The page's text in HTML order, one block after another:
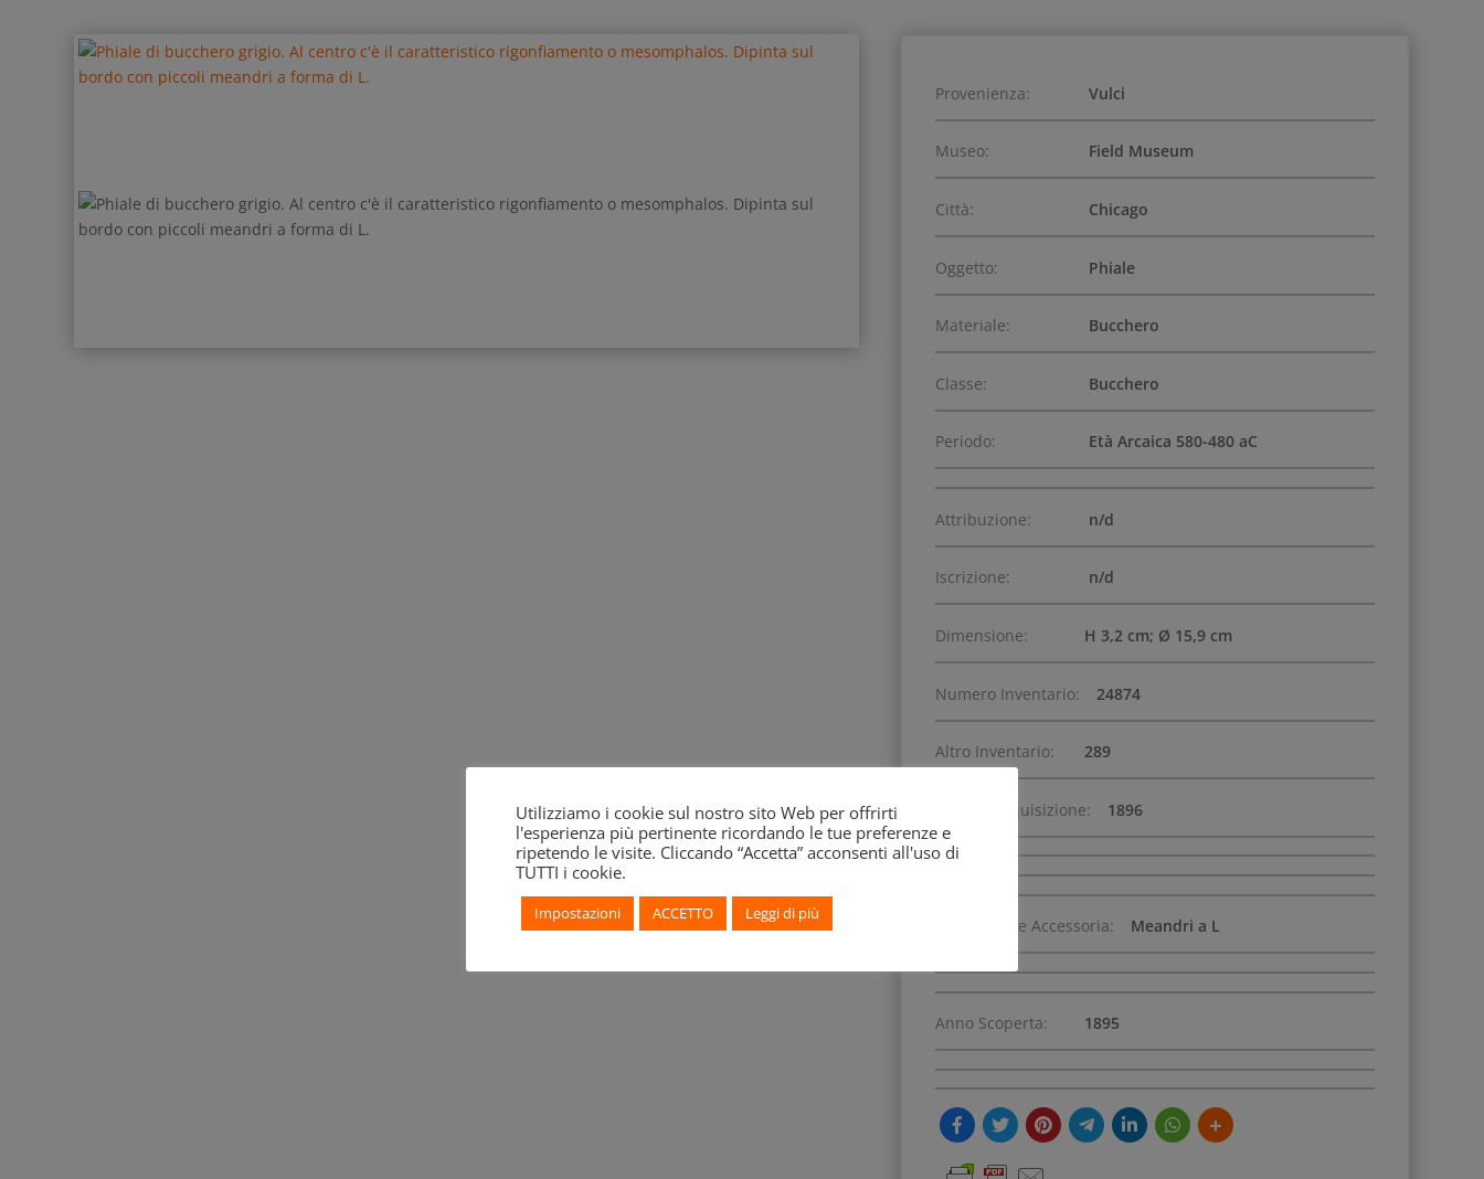
Provenienza: Vulci
Museo: Field Museum
Città: Chicago
Oggetto: Phiale
Materiale: Bucchero
Classe: Bucchero
Periodo: Età Arcaica 580-480 aC
Attribuzione: n/d
Iscrizione: n/d
Dimensione: H 3,2 cm; Ø 15,9 cm
Numero Inventario: 24874
Altro Inventario: 289
Data di Acquisizione: 1896
Decorazione Accessoria: Meandri a L
Anno Scoperta: 1895
Utilizziamo i cookie sul nostro sito Web per offrirti
l'esperienza più pertinente ricordando le tue preferenze e
ripetendo le visite. Cliccando “Accetta” acconsenti all'uso di
TUTTI i cookie.
Impostazioni ACCETTO Leggi di più